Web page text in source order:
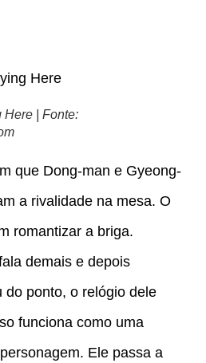
Here | Fonte:
que Dong-man e Gyeong-
a rivalidade na mesa. O
romantizar a briga.
demais e depois
do ponto, o relógio dele
funciona como uma
Ele passa a